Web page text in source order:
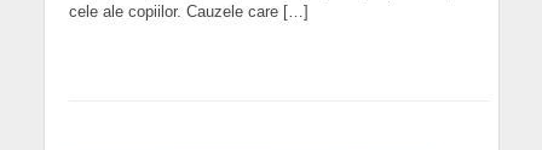
cele ale copiilor. Cauzele care […]